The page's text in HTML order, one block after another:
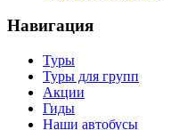
Навигация
Туры
Туры для групп
Акции
Гиды
Наши автобусы